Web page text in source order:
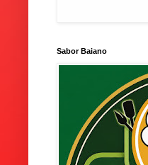
Sabor Baiano